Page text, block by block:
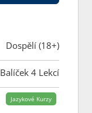
Dospělí (18+)
Balíček 4 Lekcí
Jazykové Kurzy